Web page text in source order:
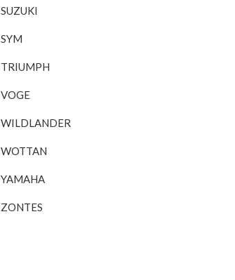
SUZUKI
SYM
TRIUMPH
VOGE
WILDLANDER
WOTTAN
YAMAHA
ZONTES